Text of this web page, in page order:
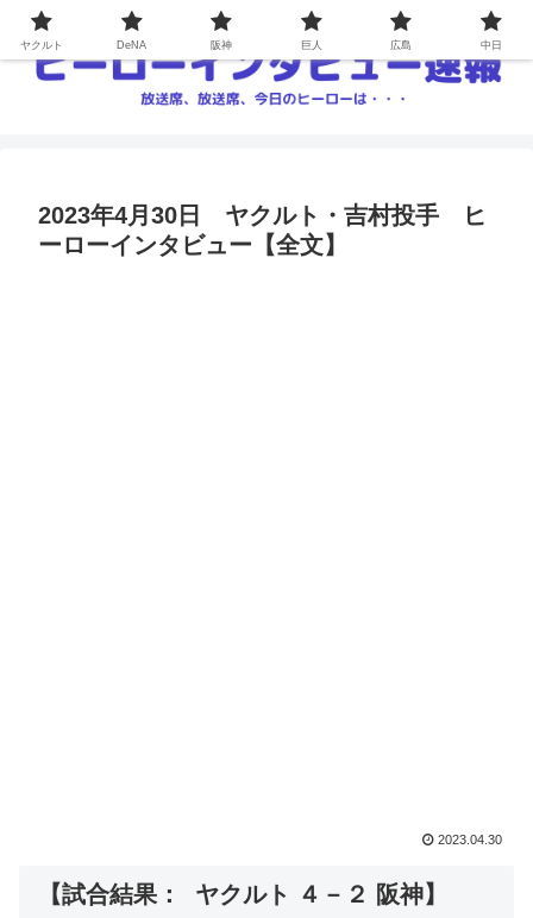
2023年4月30日 ヤクルト・吉村投手 ヒ
ーローインタビュー【全文】
2023.04.30
【試合結果： ヤクルト ４－２ 阪神】
ヤクルト DeNA 阪神 巨人 広島 中日